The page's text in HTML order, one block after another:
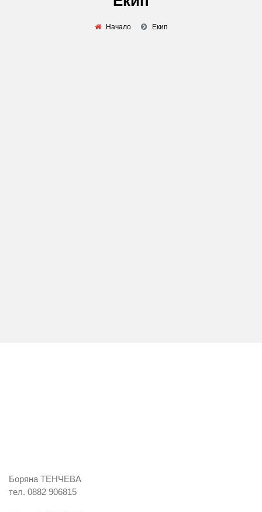
Начало Екип
Боряна ТЕНЧЕВА
тел. 0882 906815